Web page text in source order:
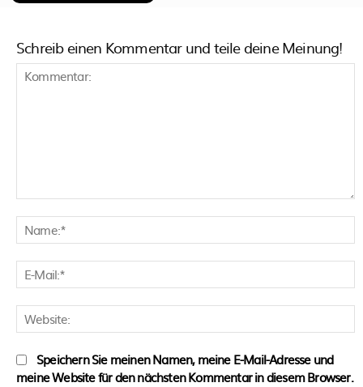
Schreib einen Kommentar und teile deine Meinung!
Speichern Sie meinen Namen, meine E-Mail-Adresse und
meine Website für den nächsten Kommentar in diesem Browser.